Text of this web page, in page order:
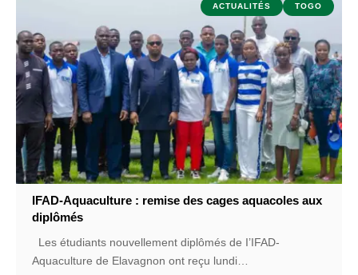
ACTUALITÉS TOGO
IFAD-Aquaculture : remise des cages aquacoles aux
diplômés
Les étudiants nouvellement diplômés de I’IFAD-
Aquaculture de Elavagnon ont reçu lundi…